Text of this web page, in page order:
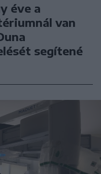
éve a
van
segítené